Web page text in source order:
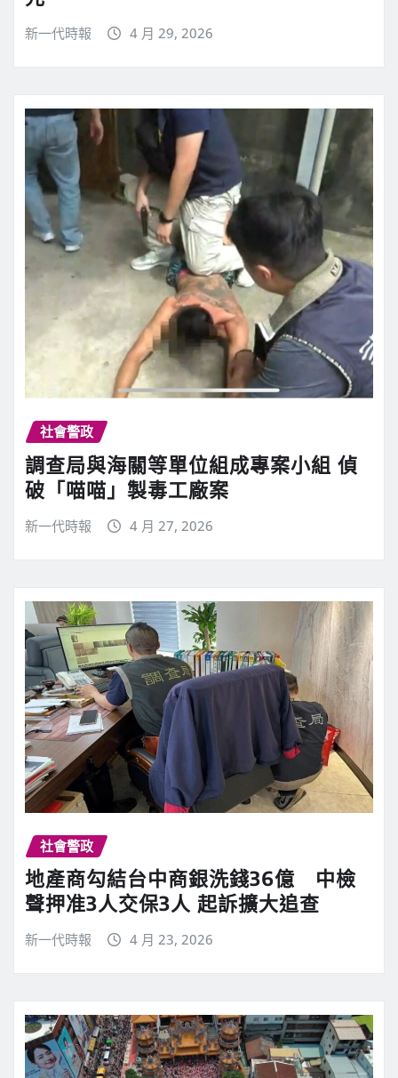
新一代時報 4 月 29, 2026
社會警政
調查局與海關等單位組成專案小組 偵
破「喵喵」製毒工廠案
新一代時報 4 月 27, 2026
社會警政
地產商勾結台中商銀洗錢36億 中檢
聲押准3人交保3人 起訴擴大追查
新一代時報 4 月 23, 2026